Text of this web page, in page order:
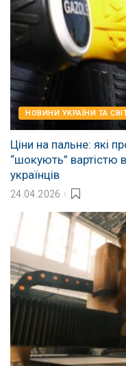
НОВИНИ УКРАЇНИ ТА
Ціни на пальне: які
“шокують” вартістю
українців
24.04.2026